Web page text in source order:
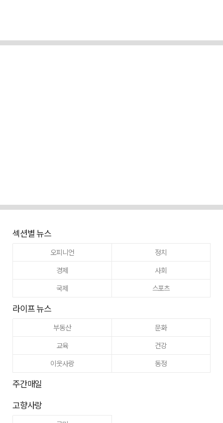
섹션별 뉴스
오피니언
정치
경제
사회
국제
스포츠
라이프 뉴스
부동산
문화
교육
건강
이웃사랑
동정
주간매일
고향사랑